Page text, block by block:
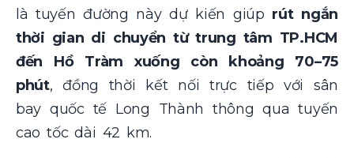
là tuyến đường này dự kiến giúp rút ngắn
thời gian di chuyển từ trung tâm TP.HCM
đến Hồ Tràm xuống còn khoảng 70–75
phút, đồng thời kết nối trực tiếp với sân
bay quốc tế Long Thành thông qua tuyến
cao tốc dài 42 km.